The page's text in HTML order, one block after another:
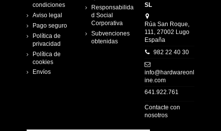
condiciones
Aviso legal
Pago seguro
Política de
privacidad
Política de
cookies
Envíos
Responsabilida
d Social
Corporativa
Subvenciones
obtenidas
SL
Rúa San Roque,
111, 27002 Lugo
España
982 22 40 30
info@hardwareonl
ine.com
641.922.761
Contacte con
nosotros